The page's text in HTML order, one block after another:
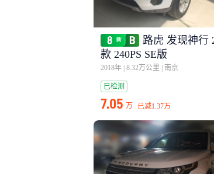
路虎 发现神行
款 240PS SE版
2018年 8.32万公里 南京
已检测
7.05 万 已减1.37万